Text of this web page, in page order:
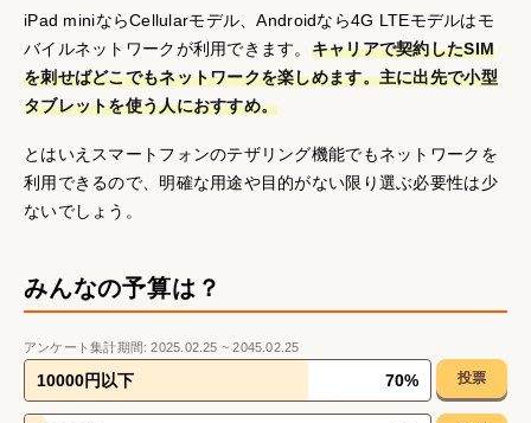
iPad miniならCellularモデル、Androidなら4G LTEモデルはモ
バイルネットワークが利用できます。 キャリアで契約したSIM
を刺せばどこでもネットワークを楽しめます。主に出先で小型
タブレットを使う人におすすめ。
とはいえスマートフォンのテザリング機能でもネットワークを
利用できるので、明確な用途や目的がない限り選ぶ必要性は少
ないでしょう。
みんなの予算は？
アンケート集計期間:2025.02.25 ~2045.02.25
10000円以下 70% 投票